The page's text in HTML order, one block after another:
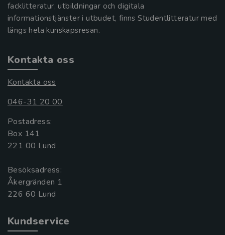
facklitteratur, utbildningar och digitala
informationstjänster i utbudet, finns Studentlitteratur med
längs hela kunskapsresan.
Kontakta oss
Kontakta oss
046-31 20 00
Postadress:
Box 141
221 00 Lund
Besöksadress:
Åkergränden 1
Kundservice